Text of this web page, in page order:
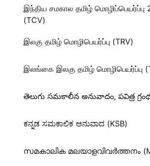
இந்திய சமகால தமிழ் மொழிப்பெயர்ப்பு
(TCV)
இலகு தமிழ் மொழிபெயர்ப்பு (TRV)
இலங்கை இலகு தமிழ் மொழிபெயர்ப்பு
తెలుగు సమకాలీన అనువాదం, పవిత్ర
ಕನ್ನಡ ಸಮಕಾಲಿಕ ಅನುವಾದ (KSB)
സമകാലിക മലയാളവിവർത്തനം